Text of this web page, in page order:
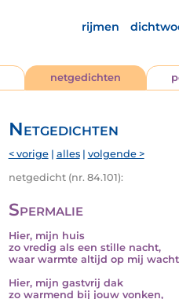
rijmen
netgedichten
Netgedichten
< vorige| alles| volgende >
netgedicht (nr. 84.101):
Spermalie
Hier, mijn huis
zo vredig als een stille nacht,
waar warmte altijd op mij
Hier, mijn gastvrij dak
zo warmend bij jouw vonken,